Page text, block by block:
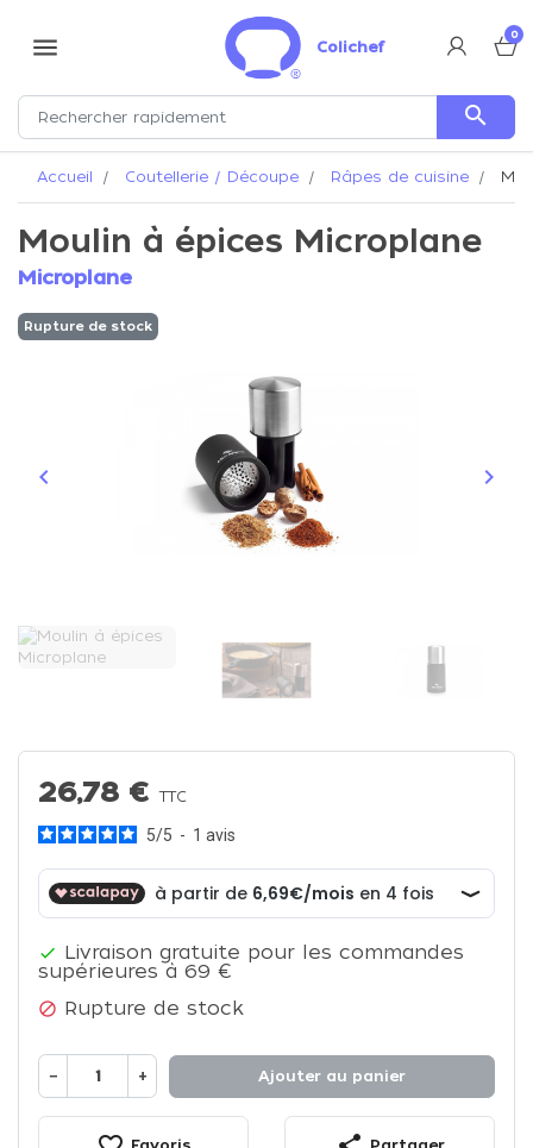
menu Colichef
0
search
Accueil Coutellerie / Découpe Râpes de cuisine
Moulin à épices Microplane
Microplane
Rupture de stock
Précédent
keyboard_arrow_left keyboard_arrow_right
26,78 €TTC
5/5 - 1 avis
 Livraison gratuite pour les commandes
supérieures à 69 €
 Rupture de stock
− + Ajouter au panier